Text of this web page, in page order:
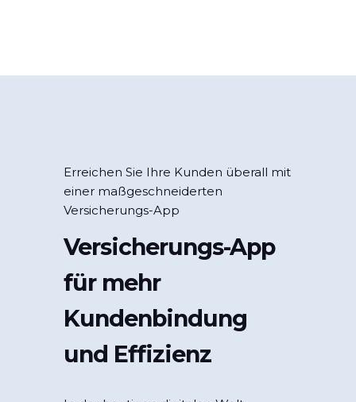
Erreichen Sie Ihre Kunden überall mit
einer maßgeschneiderten
Versicherungs-App
Versicherungs-App
für mehr
Kundenbindung
und Effizienz